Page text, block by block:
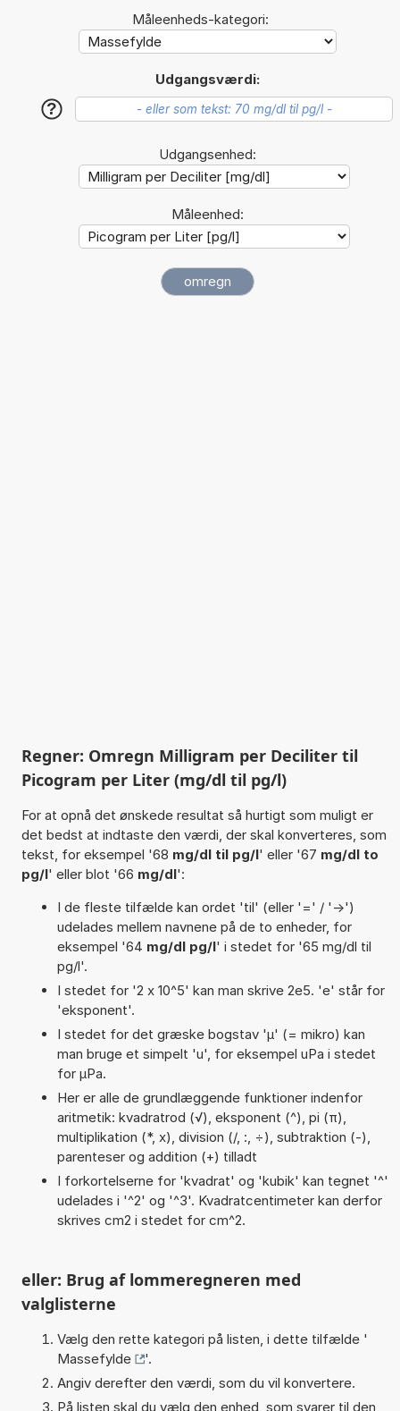
Måleenheds-kategori:
Udgangsværdi:
?
Udgangsenhed:
Måleenhed:
Regner: Omregn Milligram per Deciliter til
Picogram per Liter (mg/dl til pg/l)
For at opnå det ønskede resultat så hurtigt som muligt er
det bedst at indtaste den værdi, der skal konverteres, som
tekst, for eksempel '68 mg/dl til pg/l' eller '67 mg/dl to
pg/l' eller blot '66 mg/dl':
I de fleste tilfælde kan ordet 'til' (eller '=' / '->')
udelades mellem navnene på de to enheder, for
eksempel '64 mg/dl pg/l' i stedet for '65 mg/dl til
pg/l'.
I stedet for '2 x 10^5' kan man skrive 2e5. 'e' står for
'eksponent'.
I stedet for det græske bogstav 'µ' (= mikro) kan
man bruge et simpelt 'u', for eksempel uPa i stedet
for µPa.
Her er alle de grundlæggende funktioner indenfor
aritmetik: kvadratrod (√), eksponent (^), pi (π),
multiplikation (*, x), division (/, :, ÷), subtraktion (-),
parenteser og addition (+) tilladt
I forkortelserne for 'kvadrat' og 'kubik' kan tegnet '^'
udelades i '^2' og '^3'. Kvadratcentimeter kan derfor
skrives cm2 i stedet for cm^2.
eller: Brug af lommeregneren med
valglisterne
Vælg den rette kategori på listen, i dette tilfælde '
Massefylde
'.
Angiv derefter den værdi, som du vil konvertere.
På listen skal du vælg den enhed, som svarer til den